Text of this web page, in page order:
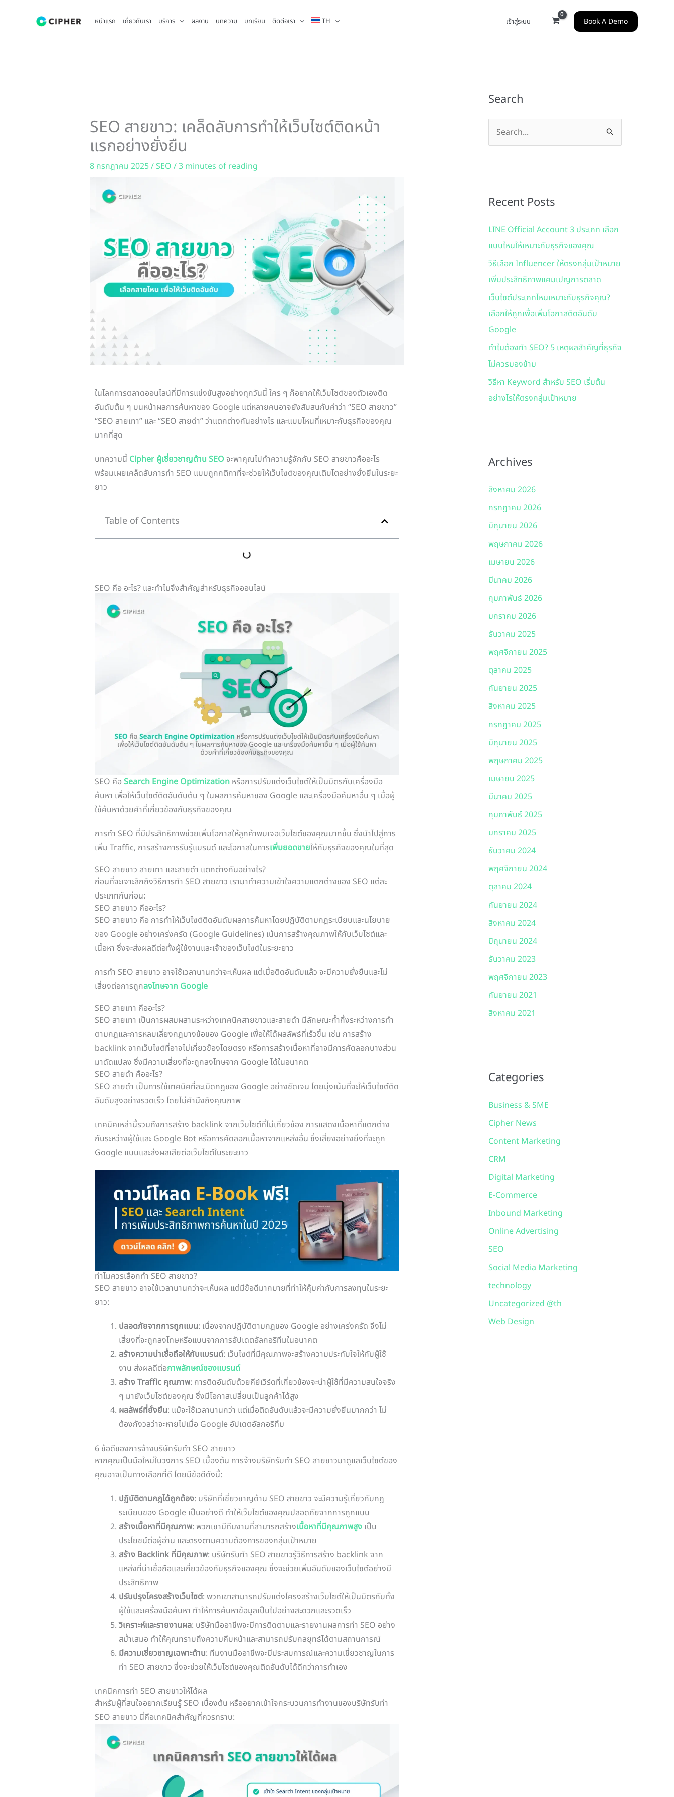
หน้าแรก เกี่ยวกับเรา บริการ ผลงาน บทความ บทเรียน ติดต่อเรา TH เข้าสู่ระบบ Book A Demo
SEO สายขาว: เคล็ดลับการทำให้เว็บไซต์ติดหน้า
แรกอย่างยั่งยืน
8 กรกฎาคม 2025/SEO /3 minutes of reading
ในโลกการตลาดออนไลน์ที่มีการแข่งขันสูงอย่างทุกวันนี้ ใคร ๆ ก็อยากให้เว็บไซต์ของตัวเองติด
อันดับต้น ๆ บนหน้าผลการค้นหาของ Google แต่หลายคนอาจยังสับสนกับคำว่า “SEO สายขาว”
“SEO สายเทา” และ “SEO สายดํา” ว่าแตกต่างกันอย่างไร และแบบไหนที่เหมาะกับธุรกิจของคุณ
มากที่สุด
บทความนี้ Cipher ผู้เชี่ยวชาญด้าน SEO จะพาคุณไปทำความรู้จักกับ SEO สายขาวคืออะไร
พร้อมเผยเคล็ดลับการทำ SEO แบบถูกกติกาที่จะช่วยให้เว็บไซต์ของคุณเติบโตอย่างยั่งยืนในระยะ
ยาว
Table of Contents
SEO คือ อะไร? และทำไมจึงสำคัญสำหรับธุรกิจออนไลน์
SEO คือ Search Engine Optimizationหรือการปรับแต่งเว็บไซต์ให้เป็นมิตรกับเครื่องมือ
ค้นหา เพื่อให้เว็บไซต์ติดอันดับต้น ๆ ในผลการค้นหาของ Google และเครื่องมือค้นหาอื่น ๆ เมื่อผู้
ใช้ค้นหาด้วยคำที่เกี่ยวข้องกับธุรกิจของคุณ
การทำ SEO ที่มีประสิทธิภาพช่วยเพิ่มโอกาสให้ลูกค้าพบเจอเว็บไซต์ของคุณมากขึ้น ซึ่งนำไปสู่การ
เพิ่ม Traffic, การสร้างการรับรู้แบรนด์ และโอกาสในการเพิ่มยอดขายให้กับธุรกิจของคุณในที่สุด
SEO สายขาว สายเทา และสายดำ แตกต่างกันอย่างไร?
ก่อนที่จะเจาะลึกถึงวิธีการทำ SEO สายขาว เรามาทำความเข้าใจความแตกต่างของ SEO แต่ละ
ประเภทกันก่อน:
SEO สายขาว คืออะไร?
SEO สายขาว คือ การทำให้เว็บไซต์ติดอันดับผลการค้นหาโดยปฏิบัติตามกฎระเบียบและนโยบาย
ของ Google อย่างเคร่งครัด (Google Guidelines) เน้นการสร้างคุณภาพให้กับเว็บไซต์และ
เนื้อหา ซึ่งจะส่งผลดีต่อทั้งผู้ใช้งานและเจ้าของเว็บไซต์ในระยะยาว
การทำ SEO สายขาว อาจใช้เวลานานกว่าจะเห็นผล แต่เมื่อติดอันดับแล้ว จะมีความยั่งยืนและไม่
เสี่ยงต่อการถูกลงโทษจาก Google
SEO สายเทา คืออะไร?
SEO สายเทา เป็นการผสมผสานระหว่างเทคนิคสายขาวและสายดำ มีลักษณะก้ำกึ่งระหว่างการทำ
ตามกฎและการหลบเลี่ยงกฎบางข้อของ Google เพื่อให้ได้ผลลัพธ์ที่เร็วขึ้น เช่น การสร้าง
backlink จากเว็บไซต์ที่อาจไม่เกี่ยวข้องโดยตรง หรือการสร้างเนื้อหาที่อาจมีการคัดลอกบางส่วน
มาดัดแปลง ซึ่งมีความเสี่ยงที่จะถูกลงโทษจาก Google ได้ในอนาคต
SEO สายดำ คืออะไร?
SEO สายดํา เป็นการใช้เทคนิคที่ละเมิดกฎของ Google อย่างชัดเจน โดยมุ่งเน้นที่จะให้เว็บไซต์ติด
อันดับสูงอย่างรวดเร็ว โดยไม่คำนึงถึงคุณภาพ
เทคนิคเหล่านี้รวมถึงการสร้าง backlink จากเว็บไซต์ที่ไม่เกี่ยวข้อง การแสดงเนื้อหาที่แตกต่าง
กันระหว่างผู้ใช้และ Google Bot หรือการคัดลอกเนื้อหาจากแหล่งอื่น ซึ่งเสี่ยงอย่างยิ่งที่จะถูก
Google แบนและส่งผลเสียต่อเว็บไซต์ในระยะยาว
ทำไมควรเลือกทำ SEO สายขาว?
SEO สายขาว อาจใช้เวลานานกว่าจะเห็นผล แต่มีข้อดีมากมายที่ทำให้คุ้มค่ากับการลงทุนในระยะ
ยาว:
ปลอดภัยจากการถูกแบน: เนื่องจากปฏิบัติตามกฎของ Google อย่างเคร่งครัด จึงไม่
เสี่ยงที่จะถูกลงโทษหรือแบนจากการอัปเดตอัลกอริทึมในอนาคต
สร้างความน่าเชื่อถือให้กับแบรนด์: เว็บไซต์ที่มีคุณภาพจะสร้างความประทับใจให้กับผู้ใช้
งาน ส่งผลดีต่อภาพลักษณ์ของแบรนด์
สร้าง Traffic คุณภาพ: การติดอันดับด้วยคีย์เวิร์ดที่เกี่ยวข้องจะนำผู้ใช้ที่มีความสนใจจริง
ๆ มายังเว็บไซต์ของคุณ ซึ่งมีโอกาสเปลี่ยนเป็นลูกค้าได้สูง
ผลลัพธ์ที่ยั่งยืน: แม้จะใช้เวลานานกว่า แต่เมื่อติดอันดับแล้วจะมีความยั่งยืนมากกว่า ไม่
ต้องกังวลว่าจะหายไปเมื่อ Google อัปเดตอัลกอริทึม
6 ข้อดีของการจ้างบริษัทรับทำ SEO สายขาว
หากคุณเป็นมือใหม่ในวงการ SEO เบื้องต้น การจ้างบริษัทรับทำ SEO สายขาวมาดูแลเว็บไซต์ของ
คุณอาจเป็นทางเลือกที่ดี โดยมีข้อดีดังนี้:
ปฏิบัติตามกฎได้ถูกต้อง: บริษัทที่เชี่ยวชาญด้าน SEO สายขาว จะมีความรู้เกี่ยวกับกฎ
ระเบียบของ Google เป็นอย่างดี ทำให้เว็บไซต์ของคุณปลอดภัยจากการถูกแบน
สร้างเนื้อหาที่มีคุณภาพ: พวกเขามีทีมงานที่สามารถสร้างเนื้อหาที่มีคุณภาพสูงเป็น
ประโยชน์ต่อผู้อ่าน และตรงตามความต้องการของกลุ่มเป้าหมาย
สร้าง Backlink ที่มีคุณภาพ: บริษัทรับทำ SEO สายขาวรู้วิธีการสร้าง backlink จาก
แหล่งที่น่าเชื่อถือและเกี่ยวข้องกับธุรกิจของคุณ ซึ่งจะช่วยเพิ่มอันดับของเว็บไซต์อย่างมี
ประสิทธิภาพ
ปรับปรุงโครงสร้างเว็บไซต์: พวกเขาสามารถปรับแต่งโครงสร้างเว็บไซต์ให้เป็นมิตรกับทั้ง
ผู้ใช้และเครื่องมือค้นหา ทำให้การค้นหาข้อมูลเป็นไปอย่างสะดวกและรวดเร็ว
วิเคราะห์และรายงานผล: บริษัทมืออาชีพจะมีการติดตามและรายงานผลการทำ SEO อย่าง
สม่ำเสมอ ทำให้คุณทราบถึงความคืบหน้าและสามารถปรับกลยุทธ์ได้ตามสถานการณ์
มีความเชี่ยวชาญเฉพาะด้าน: ทีมงานมืออาชีพจะมีประสบการณ์และความเชี่ยวชาญในการ
ทำ SEO สายขาว ซึ่งจะช่วยให้เว็บไซต์ของคุณติดอันดับได้ดีกว่าการทำเอง
เทคนิคการทำ SEO สายขาวให้ได้ผล
สำหรับผู้ที่สนใจอยากเรียนรู้ SEO เบื้องต้น หรืออยากเข้าใจกระบวนการทำงานของบริษัทรับทำ
SEO สายขาว นี่คือเทคนิคสำคัญที่ควรทราบ:
Search
e
c
f
o
r
:
Recent Posts
LINE Official Account 3 ประเภท เลือก
แบบไหนให้เหมาะกับธุรกิจของคุณ
วิธีเลือก Influencer ให้ตรงกลุ่มเป้าหมาย
เพิ่มประสิทธิภาพแคมเปญการตลาด
เว็บไซต์ประเภทไหนเหมาะกับธุรกิจคุณ?
เลือกให้ถูกเพื่อเพิ่มโอกาสติดอันดับ
Google
ทำไมต้องทำ SEO? 5 เหตุผลสำคัญที่ธุรกิจ
ไม่ควรมองข้าม
วิธีหา Keyword สำหรับ SEO เริ่มต้น
อย่างไรให้ตรงกลุ่มเป้าหมาย
Archives
สิงหาคม 2026
กรกฎาคม 2026
มิถุนายน 2026
พฤษภาคม 2026
เมษายน 2026
มีนาคม 2026
กุมภาพันธ์ 2026
มกราคม 2026
ธันวาคม 2025
พฤศจิกายน 2025
ตุลาคม 2025
กันยายน 2025
สิงหาคม 2025
กรกฎาคม 2025
มิถุนายน 2025
พฤษภาคม 2025
เมษายน 2025
มีนาคม 2025
กุมภาพันธ์ 2025
มกราคม 2025
ธันวาคม 2024
พฤศจิกายน 2024
ตุลาคม 2024
กันยายน 2024
สิงหาคม 2024
มิถุนายน 2024
ธันวาคม 2023
พฤศจิกายน 2023
กันยายน 2021
สิงหาคม 2021
Categories
Business & SME
Cipher News
Content Marketing
CRM
Digital Marketing
E-Commerce
Inbound Marketing
Online Advertising
SEO
Social Media Marketing
technology
Uncategorized @th
Web Design